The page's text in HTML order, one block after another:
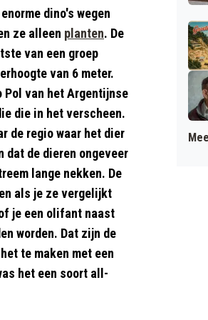
dino's wegen
ze alleen planten. De
van een groep
van 6 meter.
Pol van het Argentijnse
die in het verscheen.
de regio waar het dier
dat de dieren ongeveer
lange nekken. De
als je ze vergelijkt
je een olifant naast
worden. Dat zijn de
te maken met een
het een soort all-